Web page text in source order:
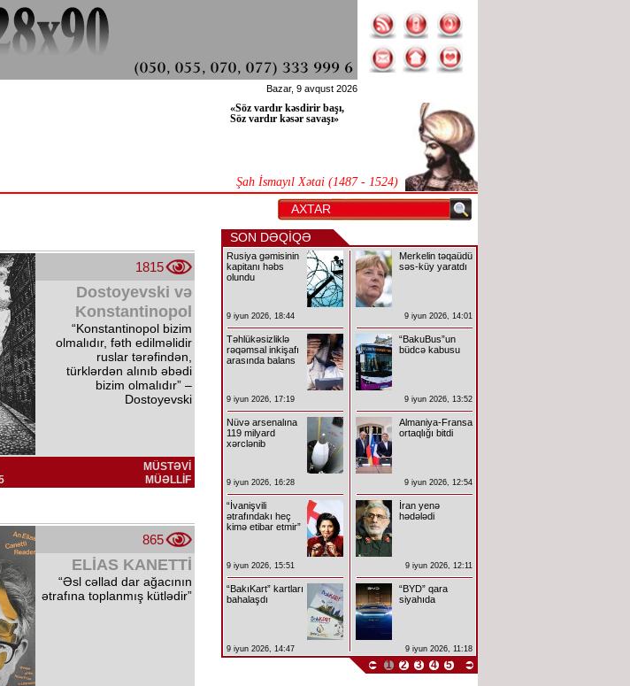
Bazar, 9 avqust 2026
«Söz vardır kəsdirir başı,
Söz vardır kəsər savaşı»
Şah İsmayıl Xətai (1487 - 1524)
1815
Dostoyevski və
Konstantinopol
“Konstantinopol bizim
olmalıdır, fəth edilməlidir
ruslar tərəfindən,
türklərdən alınıb əbədi
bizim olmalıdır” –
Dostoyevski
MÜSTƏVİ
MÜƏLLİF
865
ELİAS KANETTİ
“Əsl cəllad dar ağacının
ətrafına toplanmış kütlədir”
SON DƏQİQƏ
Rusiya gəmisinin
kapitanı həbs
olundu
9 iyun 2026, 18:44
Təhlükəsizliklə
rəqəmsal inkişafı
arasında balans
9 iyun 2026, 17:19
Nüvə arsenalına
119 milyard
xərclənib
9 iyun 2026, 16:28
“İvanişvili
ətrafındakı heç
kimə etibar etmir”
9 iyun 2026, 15:51
“BakıKart” kartları
bahalaşdı
9 iyun 2026, 14:47
Merkelin təqaüdü
səs-küy yaratdı
9 iyun 2026, 14:01
“BakuBus”un
büdcə kabusu
9 iyun 2026, 13:52
Almaniya-Fransa
ortaqlığı bitdi
9 iyun 2026, 12:54
İran yenə
hədələdi
9 iyun 2026, 12:11
“BYD” qara
siyahıda
9 iyun 2026, 11:18
1 2 3 4 5